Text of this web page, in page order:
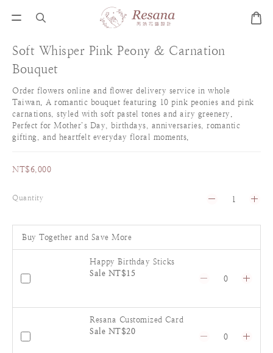
Soft Whisper Pink Peony & Carnation
Bouquet
Order flowers online and flower delivery service in whole
Taiwan. A romantic bouquet featuring 10 pink peonies and pink
carnations, styled with soft pastel tones and airy greenery.
Perfect for Mother’s Day, birthdays, anniversaries, romantic
gifting, and heartfelt everyday floral moments.
NT$6,000
Quantity
Buy Together and Save More
Happy Birthday Sticks
Sale NT$15
Resana Customized Card
Sale NT$20